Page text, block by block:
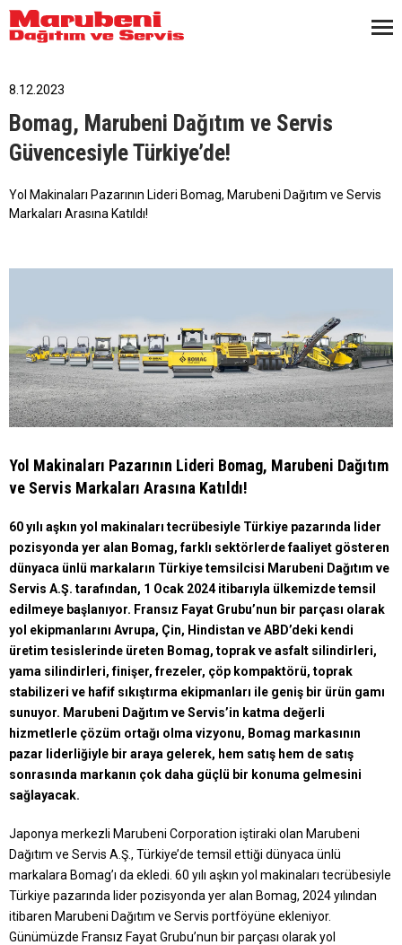
8.12.2023
Bomag, Marubeni Dağıtım ve Servis
Güvencesiyle Türkiye’de!
Yol Makinaları Pazarının Lideri Bomag, Marubeni Dağıtım ve Servis
Markaları Arasına Katıldı!
Yol Makinaları Pazarının Lideri Bomag, Marubeni Dağıtım
ve Servis Markaları Arasına Katıldı!
60 yılı aşkın yol makinaları tecrübesiyle Türkiye pazarında lider
pozisyonda yer alan Bomag, farklı sektörlerde faaliyet gösteren
dünyaca ünlü markaların Türkiye temsilcisi Marubeni Dağıtım ve
Servis A.Ş. tarafından, 1 Ocak 2024 itibarıyla ülkemizde temsil
edilmeye başlanıyor. Fransız Fayat Grubu’nun bir parçası olarak
yol ekipmanlarını Avrupa, Çin, Hindistan ve ABD’deki kendi
üretim tesislerinde üreten Bomag, toprak ve asfalt silindirleri,
yama silindirleri, finişer, frezeler, çöp kompaktörü, toprak
stabilizeri ve hafif sıkıştırma ekipmanları ile geniş bir ürün gamı
sunuyor. Marubeni Dağıtım ve Servis’in katma değerli
hizmetlerle çözüm ortağı olma vizyonu, Bomag markasının
pazar liderliğiyle bir araya gelerek, hem satış hem de satış
sonrasında markanın çok daha güçlü bir konuma gelmesini
sağlayacak.
Japonya merkezli Marubeni Corporation iştiraki olan Marubeni
Dağıtım ve Servis A.Ş., Türkiye’de temsil ettiği dünyaca ünlü
markalara Bomag’ı da ekledi. 60 yılı aşkın yol makinaları tecrübesiyle
Türkiye pazarında lider pozisyonda yer alan Bomag, 2024 yılından
itibaren Marubeni Dağıtım ve Servis portföyüne ekleniyor.
Günümüzde Fransız Fayat Grubu’nun bir parçası olarak yol